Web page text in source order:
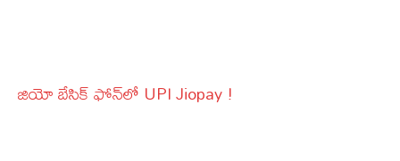
జియో బేసిక్‌ ఫోన్‌లో UPI Jiopay !